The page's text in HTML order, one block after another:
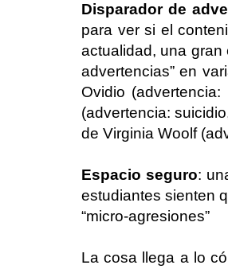
Disparador de
para ver si el
actualidad, una gran
advertencias” en
Ovidio
(advertencia:
de Virginia Woolf
Espacio seguro:
estudiantes sienten
“micro-agresiones”
La cosa llega a lo